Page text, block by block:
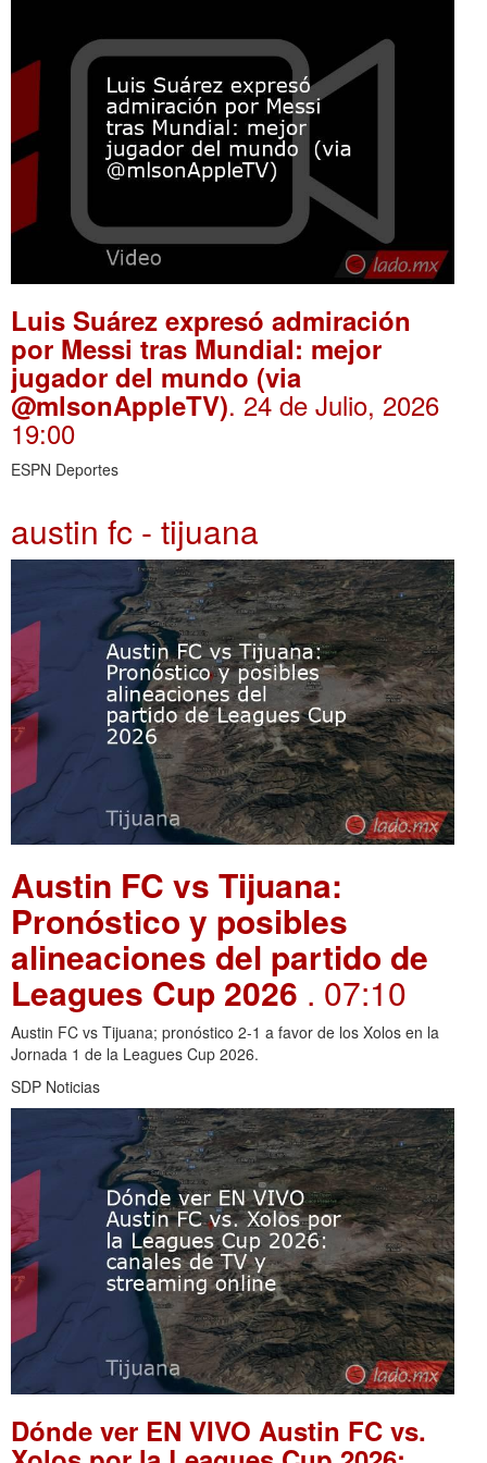
Luis Suárez expresó admiración
por Messi tras Mundial: mejor
jugador del mundo (via
@mlsonAppleTV). 24 de Julio, 2026
19:00
ESPN Deportes
austin fc - tijuana
Austin FC vs Tijuana:
Pronóstico y posibles
alineaciones del partido de
Leagues Cup 2026 . 07:10
Austin FC vs Tijuana; pronóstico 2-1 a favor de los Xolos en la
Jornada 1 de la Leagues Cup 2026.
SDP Noticias
Dónde ver EN VIVO Austin FC vs.